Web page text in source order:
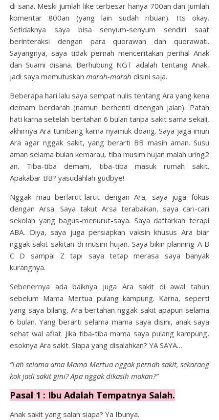
di sana. Meski jumlah like terbesar hanya 700an dan jumlah
komentar 800an (yang lain sudah ribuan). Its okay.
Setidaknya saya bisa senyum-senyum sendiri saat
berinteraksi dengan para quorawan dan quorawati.
Sayangnya, saya tidak pernah menceritakan perihal Anak
dan Suami disana. Berhubung NGT adalah tentang Anak,
jadi saya memutuskan marah-marah disini saja.
Beberapa hari lalu saya sempat nulis tentang Ara yang kena
demam berdarah (namun berhenti ditengah jalan). Patah
hati karna setelah bertahan 6 bulan tanpa sakit sama sekali,
akhirnya Ara tumbang karna nyamuk doang. Saya jaga imun
Ara agar nggak sakit, yang berarti BB masih aman. Susu
aman selama bulan kemarau, tiba musim hujan malah uring2
an. Tiba-tiba demam, tiba-tiba masuk rumah sakit.
Apakabar BB? yasudahlah gudbye!
Nggak mau berlarut-larut dengan Ara, saya juga fokus
dengan Arsa. Saya takut Arsa terabaikan, saya cari-cari
sekolah yang bagus-menurut-saya. Saya daftarkan terapi
ABA. Oiya, saya juga persiapkan vaksin khusus Ara biar
nggak sakit-sakitan di musim hujan. Saya bikin planning A B
C D sampai Z tapi saya tetap merasa saya banyak
kurangnya.
Sebenernya ada baiknya juga Ara sakit di awal tahun
sebelum Mama Mertua pulang kampung. Karna, seperti
yang saya bilang, Ara bertahan nggak sakit apapun selama
6 bulan. Yang berarti selama mama saya disini, anak saya
sehat wal afiat. Jika tiba-tiba mama saya pulang kampung,
esoknya Ara sakit. Siapa yang disalahkan? YA SAYA…
“Lah selama ama Mama Mertua nggak pernah sakit, sekarang
kok jadi sakit gini? Apa nggak dikasih makan?”
Pasal 1 : Ibu Adalah Tempatnya Salah.
Anak sakit yang salah siapa? Ya Ibunya.